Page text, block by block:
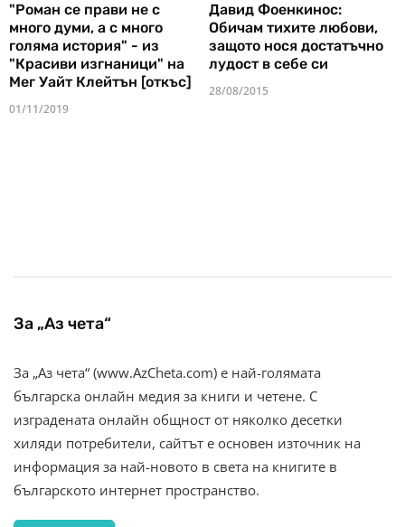
"Роман се прави не с
много думи, а с много
голяма история" - из
"Красиви изгнаници" на
Мег Уайт Клейтън [откъс]
01/11/2019
Давид Фоенкинос:
Обичам тихите любови,
защото нося достатъчно
лудост в себе си
28/08/2015
За „Аз чета“
За „Аз чета“ (www.AzCheta.com) е най-голямата
българска онлайн медия за книги и четене. С
изградената онлайн общност от няколко десетки
хиляди потребители, сайтът е основен източник на
информация за най-новото в света на книгите в
българското интернет пространство.